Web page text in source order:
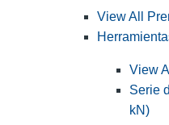
View All
View
Serie
kN)